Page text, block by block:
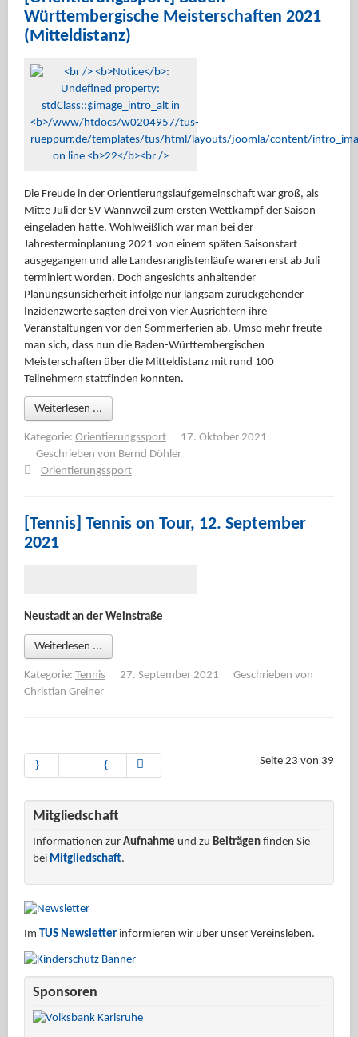
Württembergische Meisterschaften 2021
(Mitteldistanz)
Die Freude in der Orientierungslaufgemeinschaft war groß, als
Mitte Juli der SV Wannweil zum ersten Wettkampf der Saison
eingeladen hatte. Wohlweißlich war man bei der
Jahresterminplanung 2021 von einem späten Saisonstart
ausgegangen und alle Landesranglistenläufe waren erst ab Juli
terminiert worden. Doch angesichts anhaltender
Planungsunsicherheit infolge nur langsam zurückgehender
Inzidenzwerte sagten drei von vier Ausrichtern ihre
Veranstaltungen vor den Sommerferien ab. Umso mehr freute
man sich, dass nun die Baden-Württembergischen
Meisterschaften über die Mitteldistanz mit rund 100
Teilnehmern stattfinden konnten.
Weiterlesen ...
Kategorie: Orientierungssport
17. Oktober 2021
Geschrieben von Bernd Döhler
Orientierungssport
[Tennis] Tennis on Tour, 12. September
2021
Neustadt an der Weinstraße
Weiterlesen ...
Kategorie: Tennis 27. September 2021
Geschrieben von
Christian Greiner
Seite 23 von 39
Mitgliedschaft
Informationen zur Aufnahme und zu Beiträgen finden Sie
bei Mitgliedschaft.
Im TUS Newsletter informieren wir über unser Vereinsleben.
Sponsoren